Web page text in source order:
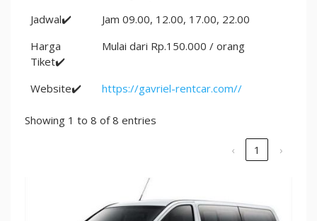
Jadwal✔️
Jam 09.00, 12.00, 17.00, 22.00
Harga
Tiket✔️
Mulai dari Rp.150.000 / orang
Website✔️ https://gavriel-rentcar.com//
Showing 1 to 8 of 8 entries
‹ 1 ›